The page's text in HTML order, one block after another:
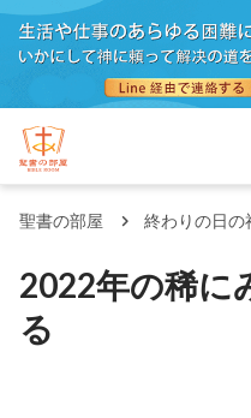
聖書の部屋 終わりの日の
2022年の稀に
る